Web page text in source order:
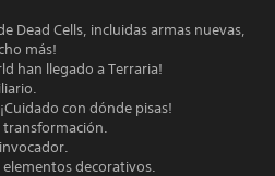
Dead Cells, incluidas armas nuevas,
más!
han llegado a Terraria!
con dónde pisas!
transformación.
decorativos.